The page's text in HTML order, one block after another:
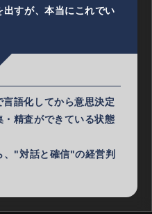
すが、本当にこれでい
語化してから意思決定
精査ができている状態
"対話と確信"の経営判